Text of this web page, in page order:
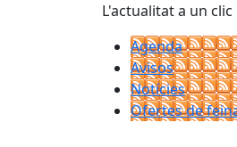
L'actualitat a un clic
Agenda
Avisos
Notícies
Ofertes de